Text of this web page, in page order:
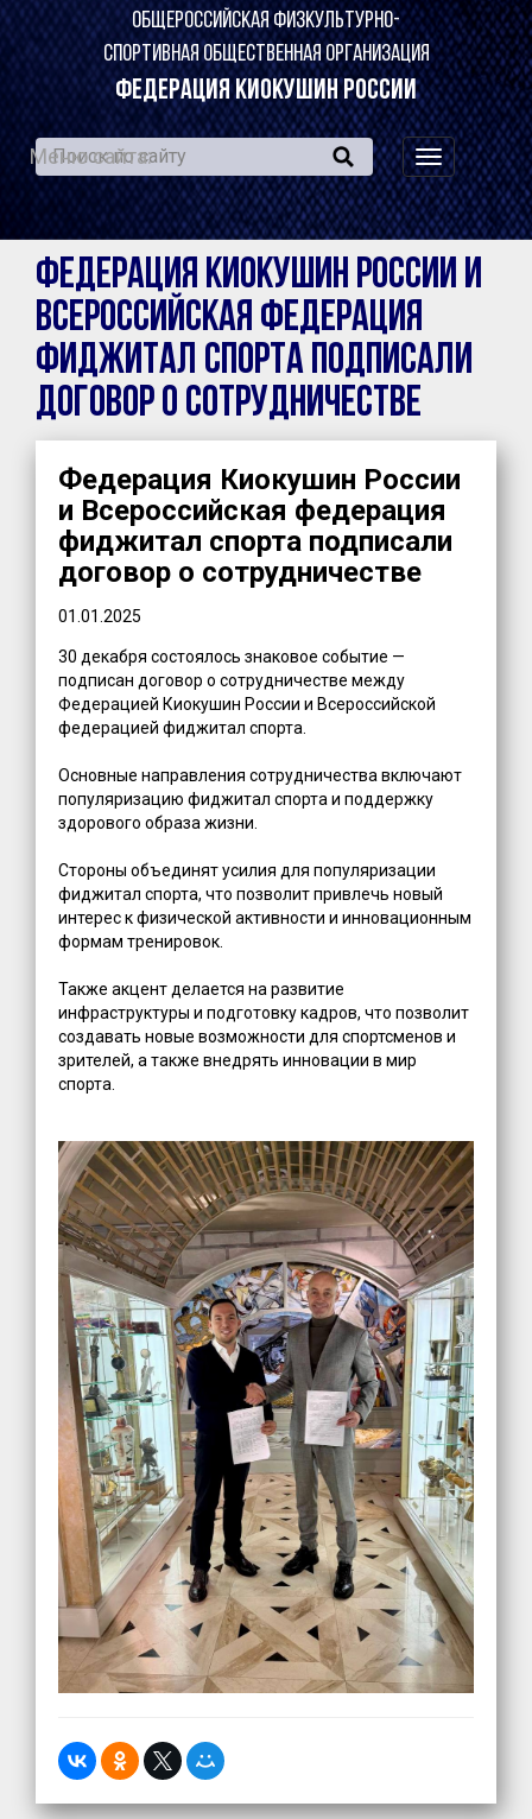
ОБЩЕРОССИЙСКАЯ ФИЗКУЛЬТУРНО-
СПОРТИВНАЯ ОБЩЕСТВЕННАЯ ОРГАНИЗАЦИЯ
ФЕДЕРАЦИЯ КИОКУШИН РОССИИ
навигация
по
сайту
Меню сайта:
Федерация Киокушин России и
Всероссийская федерация
фиджитал спорта подписали
договор о сотрудничестве
Федерация Киокушин России
и Всероссийская федерация
фиджитал спорта подписали
договор о сотрудничестве
01.01.2025
30 декабря состоялось знаковое событие —
подписан договор о сотрудничестве между
Федерацией Киокушин России и Всероссийской
федерацией фиджитал спорта.
Основные направления сотрудничества включают
популяризацию фиджитал спорта и поддержку
здорового образа жизни.
Стороны объединят усилия для популяризации
фиджитал спорта, что позволит привлечь новый
интерес к физической активности и инновационным
формам тренировок.
Также акцент делается на развитие
инфраструктуры и подготовку кадров, что позволит
создавать новые возможности для спортсменов и
зрителей, а также внедрять инновации в мир
спорта.